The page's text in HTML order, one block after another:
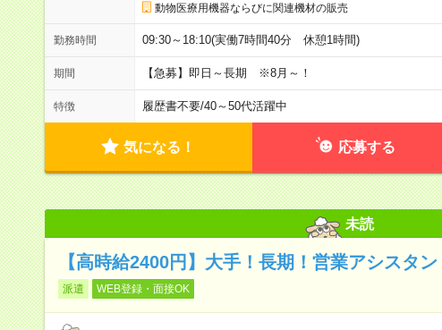
動物医療用機器ならびに関連機材の販売
勤務時間 09:30～18:10(実働7時間40分 休憩1時間)
期間 【急募】即日～長期 ※8月～！
特徴 履歴書不要/40～50代活躍中
気になる！ 応募する
未読
【高時給2400円】大手！長期！営業アシスタ
派遣 WEB登録・面接OK